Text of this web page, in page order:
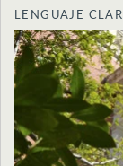
LENGUAJE